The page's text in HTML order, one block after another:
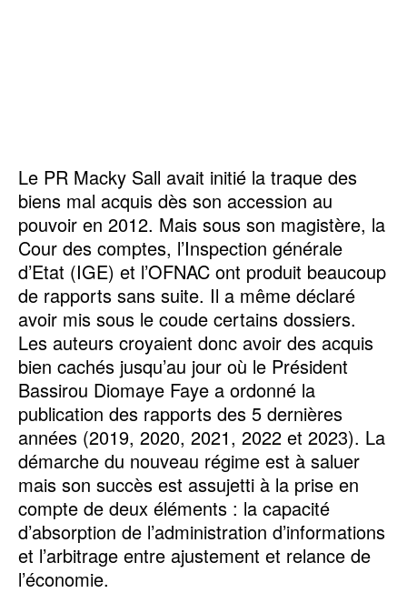
Le PR Macky Sall avait initié la traque des
biens mal acquis dès son accession au
pouvoir en 2012. Mais sous son magistère, la
Cour des comptes, l’Inspection générale
d’Etat (IGE) et l’OFNAC ont produit beaucoup
de rapports sans suite. Il a même déclaré
avoir mis sous le coude certains dossiers.
Les auteurs croyaient donc avoir des acquis
bien cachés jusqu’au jour où le Président
Bassirou Diomaye Faye a ordonné la
publication des rapports des 5 dernières
années (2019, 2020, 2021, 2022 et 2023). La
démarche du nouveau régime est à saluer
mais son succès est assujetti à la prise en
compte de deux éléments : la capacité
d’absorption de l’administration d’informations
et l’arbitrage entre ajustement et relance de
l’économie.